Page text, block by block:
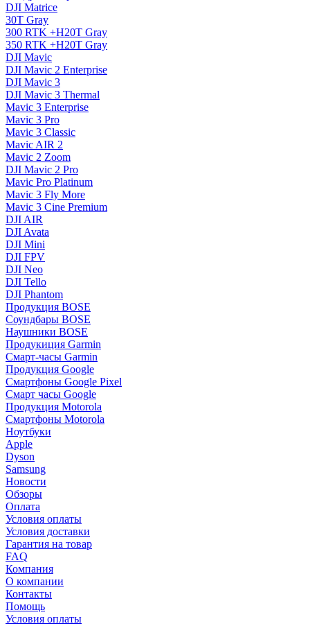
DJI Matrice
30T Gray
300 RTK +H20T Gray
350 RTK +H20T Gray
DJI Mavic
DJI Mavic 2 Enterprise
DJI Mavic 3
DJI Mavic 3 Thermal
Mavic 3 Enterprise
Mavic 3 Pro
Mavic 3 Сlassic
Mavic AIR 2
Mavic 2 Zoom
DJI Mavic 2 Pro
Mavic Pro Platinum
Mavic 3 Fly More
Mavic 3 Cine Premium
DJI AIR
DJI Avata
DJI Mini
DJI FPV
DJI Neo
DJI Tello
DJI Phantom
Продукция BOSE
Соундбары BOSE
Наушники BOSE
Продукиция Garmin
Смарт-часы Garmin
Продукция Google
Смартфоны Google Pixel
Смарт часы Google
Продукция Motorola
Смартфоны Motorola
Ноутбуки
Apple
Dyson
Samsung
Новости
Обзоры
Оплата
Условия оплаты
Условия доставки
Гарантия на товар
FAQ
Компания
О компании
Контакты
Помощь
Условия оплаты